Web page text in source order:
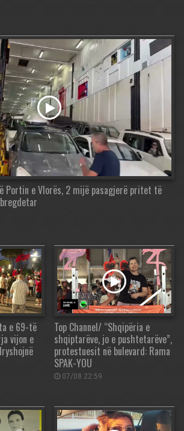
Portin e Vlorës, 2 mijë pasagjerë pritet të
e 69-të
vijon e
Top Channel/ “Shqipëria e
shqiptarëve, jo e pushtetarëve”,
protestuesit në bulevard: Rama
SPAK-YOU
07/08 22:59